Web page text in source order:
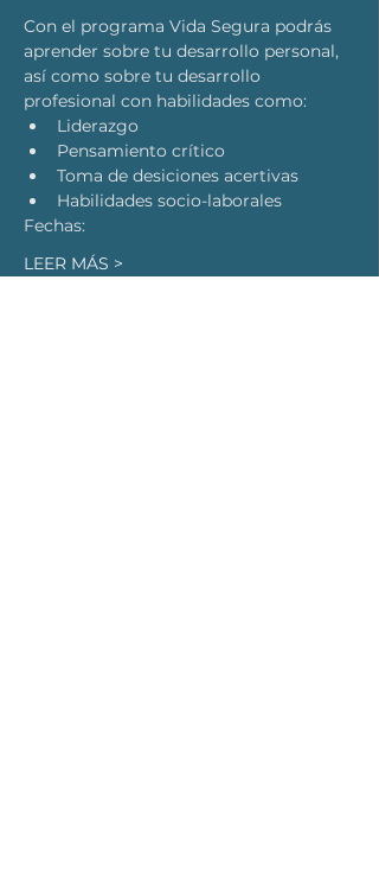
Con el programa Vida Segura podrás
aprender sobre tu desarrollo personal,
así como sobre tu desarrollo
profesional con habilidades como:
Liderazgo
Pensamiento crítico
Toma de desiciones acertivas
Habilidades socio-laborales
Fechas:
LEER MÁS >